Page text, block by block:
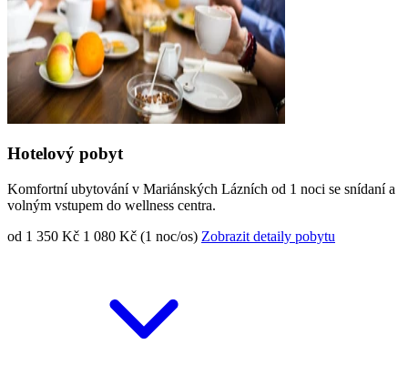
Hotelový pobyt
Komfortní ubytování v Mariánských Lázních od 1 noci se snídaní a
volným vstupem do wellness centra.
od 1 350 Kč 1 080 Kč (1 noc/os) Zobrazit detaily pobytu